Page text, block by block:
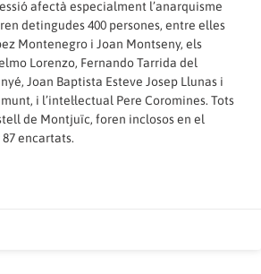
afectà especialment l’anarquisme
detingudes 400 persones, entre elles
Montenegro i Joan Montseny, els
Lorenzo, Fernando Tarrida del
Joan Baptista Esteve Josep Llunas i
i l’intel·lectual Pere Coromines. Tots
de Montjuïc, foren inclosos en el
encartats.